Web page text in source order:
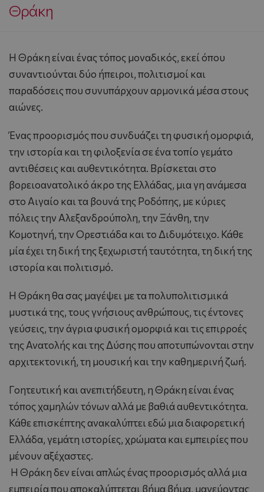
Θράκη
Η Θράκη είναι ένας τόπος μοναδικός, εκεί όπου
συναντιούνται δύο ήπειροι, πολιτισμοί και
παραδόσεις που συνυπάρχουν αρμονικά μέσα στους
αιώνες.
Ένας προορισμός που συνδυάζει τη φυσική ομορφιά,
την ιστορία και τη φιλοξενία σε ένα τοπίο γεμάτο
αντιθέσεις και αυθεντικότητα. Βρίσκεται στο
βορειοανατολικό άκρο της Ελλάδας, μια γη ανάμεσα
στο Αιγαίο και τα βουνά της Ροδόπης, με κύριες
πόλεις την Αλεξανδρούπολη, την Ξάνθη, την
Κομοτηνή, την Ορεστιάδα και το Διδυμότειχο. Κάθε
μία έχει τη δική της ξεχωριστή ταυτότητα, τη δική της
ιστορία και πολιτισμό.
Η Θράκη θα σας μαγέψει με τα πολυπολιτισμικά
μυστικά της, τους γνήσιους ανθρώπους, τις έντονες
γεύσεις, την άγρια φυσική ομορφιά και τις επιρροές
της Ανατολής και της Δύσης που αποτυπώνονται στην
αρχιτεκτονική, τη μουσική και την καθημερινή ζωή.
Γοητευτική και ανεπιτήδευτη, η Θράκη είναι ένας
τόπος χαμηλών τόνων αλλά με βαθιά αυθεντικότητα.
Κάθε επισκέπτης ανακαλύπτει εδώ μια διαφορετική
Ελλάδα, γεμάτη ιστορίες, χρώματα και εμπειρίες που
μένουν αξέχαστες.
Η Θράκη δεν είναι απλώς ένας προορισμός αλλά μια
εμπειρία που αποκαλύπτεται βήμα βήμα, μαγεύοντας